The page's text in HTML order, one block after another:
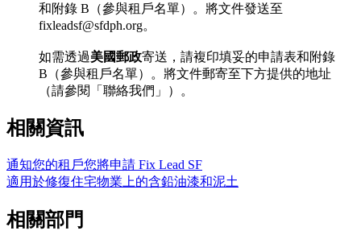
和附錄 B（參與租戶名單）。將文件發送至
fixleadsf@sfdph.org。
如需透過美國郵政寄送，請複印填妥的申請表和附錄
B（參與租戶名單）。將文件郵寄至下方提供的地址
（請參閱「聯絡我們」）。
相關資訊
通知您的租戶您將申請 Fix Lead SF
適用於修復住宅物業上的含鉛油漆和泥土
相關部門